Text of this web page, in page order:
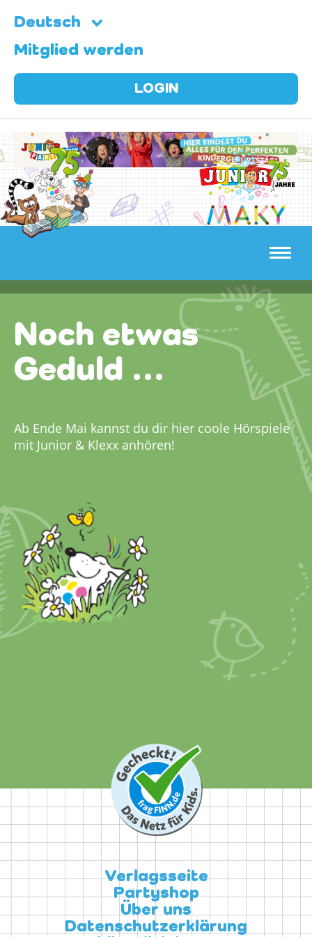
Deutsch
Mitglied werden
LOGIN
Noch etwas
Geduld …
Ab Ende Mai kannst du dir hier coole Hörspiele
mit Junior & Klexx anhören!
Verlagsseite
Partyshop
Über uns
Datenschutzerklärung